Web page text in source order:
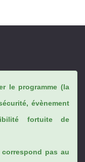
le programme (la
évènement
fortuite de
pas au